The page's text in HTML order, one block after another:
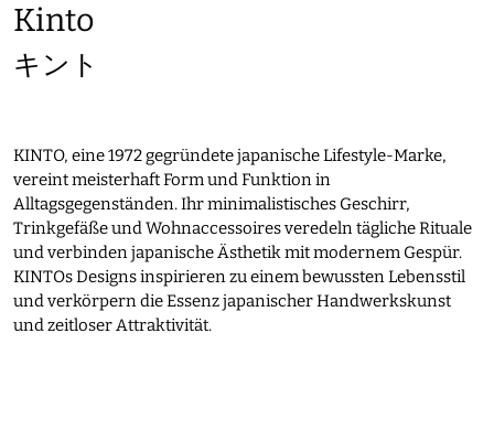
Kinto
キント
KINTO, eine 1972 gegründete japanische Lifestyle-Marke,
vereint meisterhaft Form und Funktion in
Alltagsgegenständen. Ihr minimalistisches Geschirr,
Trinkgefäße und Wohnaccessoires veredeln tägliche Rituale
und verbinden japanische Ästhetik mit modernem Gespür.
KINTOs Designs inspirieren zu einem bewussten Lebensstil
und verkörpern die Essenz japanischer Handwerkskunst
und zeitloser Attraktivität.